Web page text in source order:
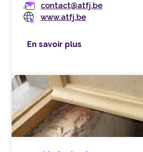
contact@atfj.be
www.atfj.be
En savoir plus
ATFJ